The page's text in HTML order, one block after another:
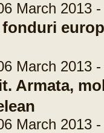
March 2013 -
March 2013 -
Armata,
March 2013 -